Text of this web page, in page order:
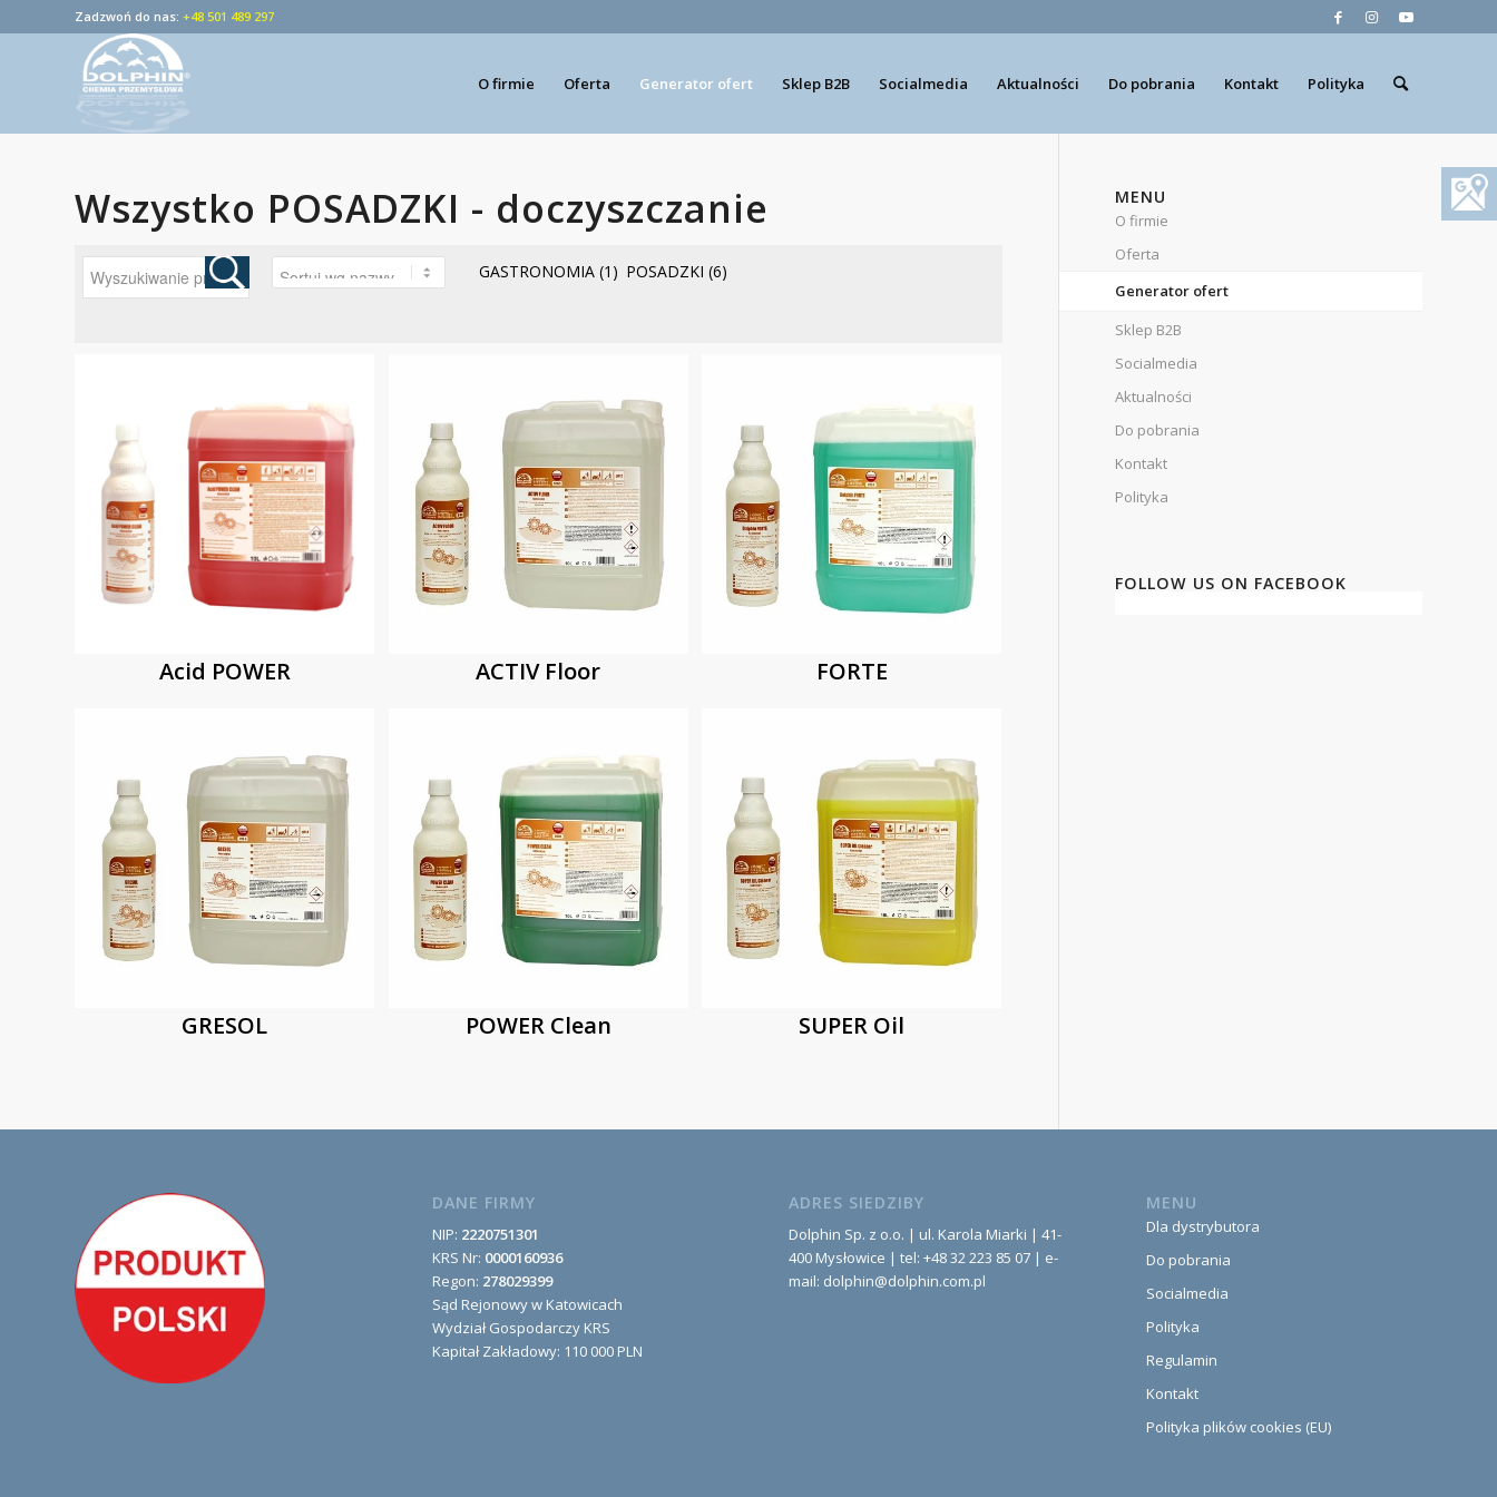
Zadzwoń do nas: +48 501 489 297
O firmie Oferta Generator ofert Sklep B2B Socialmedia Aktualności Do pobrania Kontakt Polityka
Wszystko POSADZKI - doczyszczanie
GASTRONOMIA (1) POSADZKI (6)
Acid POWER ACTIV Floor FORTE
GRESOL POWER Clean SUPER Oil
MENU
O firmie
Oferta
Generator ofert
Sklep B2B
Socialmedia
Aktualności
Do pobrania
Kontakt
Polityka
FOLLOW US ON FACEBOOK
DANE FIRMY
NIP: 2220751301
KRS Nr: 0000160936
Regon: 278029399
Sąd Rejonowy w Katowicach
Wydział Gospodarczy KRS
Kapitał Zakładowy: 110 000 PLN
ADRES SIEDZIBY
Dolphin Sp. z o.o. | ul. Karola Miarki | 41-
400 Mysłowice | tel: +48 32 223 85 07 | e-
mail: dolphin@dolphin.com.pl
MENU
Dla dystrybutora
Do pobrania
Socialmedia
Polityka
Regulamin
Kontakt
Polityka plików cookies (EU)